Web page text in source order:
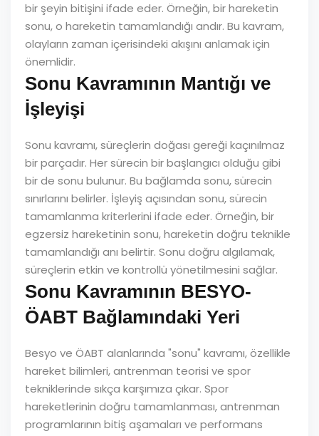
bir şeyin bitişini ifade eder. Örneğin, bir hareketin
sonu, o hareketin tamamlandığı andır. Bu kavram,
olayların zaman içerisindeki akışını anlamak için
önemlidir.
Sonu Kavramının Mantığı ve
İşleyişi
Sonu kavramı, süreçlerin doğası gereği kaçınılmaz
bir parçadır. Her sürecin bir başlangıcı olduğu gibi
bir de sonu bulunur. Bu bağlamda sonu, sürecin
sınırlarını belirler. İşleyiş açısından sonu, sürecin
tamamlanma kriterlerini ifade eder. Örneğin, bir
egzersiz hareketinin sonu, hareketin doğru teknikle
tamamlandığı anı belirtir. Sonu doğru algılamak,
süreçlerin etkin ve kontrollü yönetilmesini sağlar.
Sonu Kavramının BESYO-
ÖABT Bağlamındaki Yeri
Besyo ve ÖABT alanlarında "sonu" kavramı, özellikle
hareket bilimleri, antrenman teorisi ve spor
tekniklerinde sıkça karşımıza çıkar. Spor
hareketlerinin doğru tamamlanması, antrenman
programlarının bitiş aşamaları ve performans